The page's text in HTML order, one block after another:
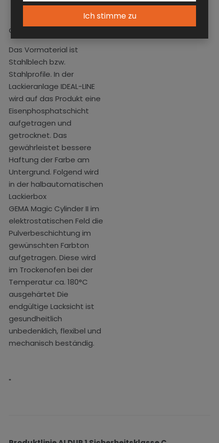
Ich stimme zu
Oberflächenbehandlung
Das Vormaterial ist
Stahlblech bzw.
Stahlprofile. In der
Lackieranlage IDEAL-LINE
wird auf das Produkt eine
Eisenphosphatschicht
aufgetragen und
getrocknet. Das
gewährleistet bessere
Haftung der Farbe am
Untergrund. Folgend wird
in der halbautomatischen
Lackierbox
GEMA Magic Cylinder II im
elektrostatischen Feld die
Pulverbeschichtung im
gewünschten Farbton
aufgetragen. Diese wird
im Trockenofen bei der
Temperatur ca. 180°C
ausgehärtet Die
endgültige Lacksicht ist
gesundheitlich
unbedenklich, flexibel und
mechanisch beständig.
"